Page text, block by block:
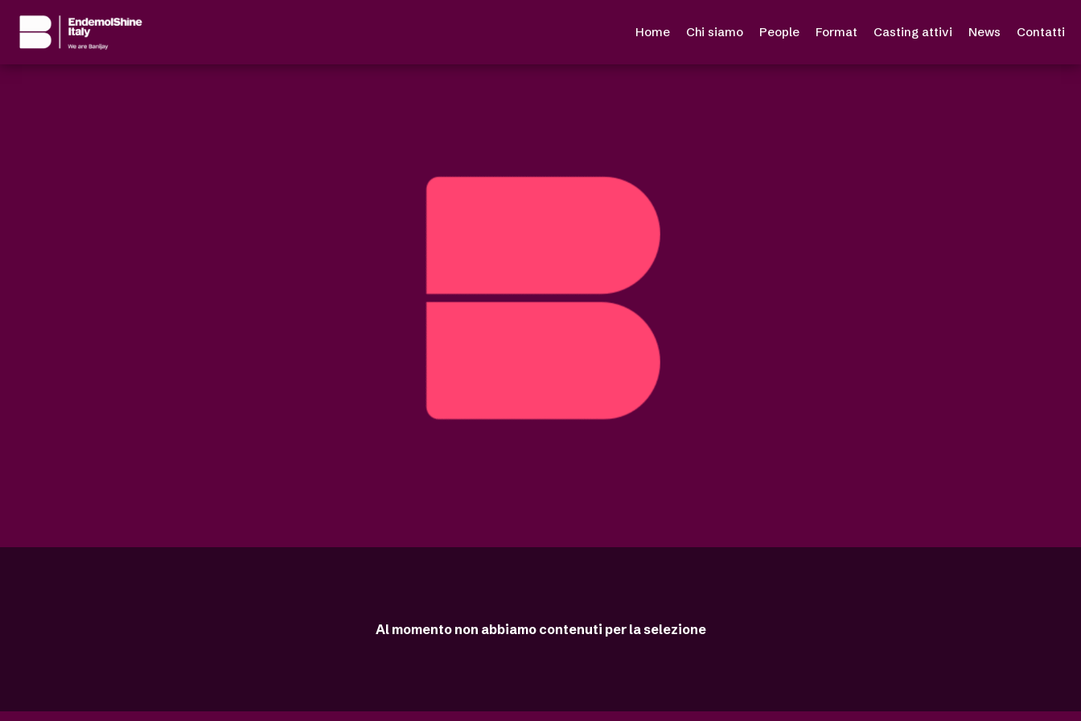
Home Chi siamo People Format Casting attivi News Contatti
Al momento non abbiamo contenuti per la selezione